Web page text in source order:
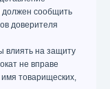
должен сообщить
доверителя
влиять на защиту
не вправе
товарищеских,